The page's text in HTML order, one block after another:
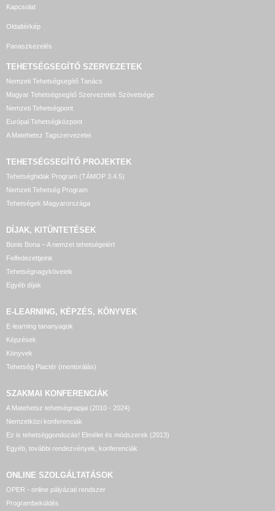
Kapcsolat
Oldaltérkép
Panaszkezelés
TEHETSÉGSEGÍTŐ SZERVEZETEK
Nemzeti Tehetségsegítő Tanács
Magyar Tehetségsegítő Szervezetek Szövetsége
Nemzeti Tehetségpont
Európai Tehetségközpont
A Matehetsz Tagszervezetei
TEHETSÉGSEGÍTŐ PROJEKTEK
Tehetséghidak Program (TÁMOP 3.4.5)
Nemzeti Tehetség Program
Tehetségek Magyarországa
DÍJAK, KITÜNTETÉSEK
Bonis Bona – A nemzet tehetségeiért
Felfedezettjeink
Tehetségnagykövetek
Egyéb díjak
E-LEARNING, KÉPZÉS, KÖNYVEK
E-learning tananyagok
Képzések
Könyvek
Tehetség Piactér (mentorálás)
SZAKMAI KONFERENCIÁK
A Matehetsz tehetségnapjai (2010 - 2024)
Nemzetközi konferenciák
Ez is tehetséggondozás! Elmélet és módszerek (2013)
Egyéb, további rendezvények, konferenciák
ONLINE SZOLGÁLTATÁSOK
OPER - online pályázati rendszer
Programbeküldés